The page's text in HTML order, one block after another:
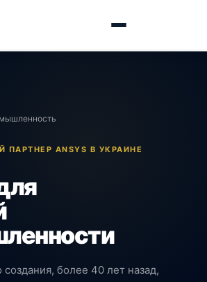
ANSYS В УКРАИНЕ
более 40 лет назад,